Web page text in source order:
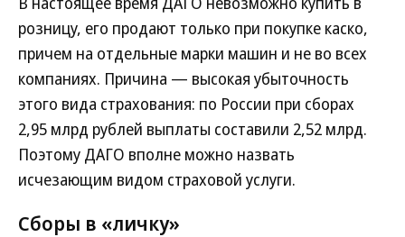
розницу, его продают только при покупке каско,
причем на отдельные марки машин и не во всех
компаниях. Причина — высокая убыточность
этого вида страхования: по России при сборах
2,95 млрд рублей выплаты составили 2,52 млрд.
Поэтому ДАГО вполне можно назвать
исчезающим видом страховой услуги.
Сборы в «личку»